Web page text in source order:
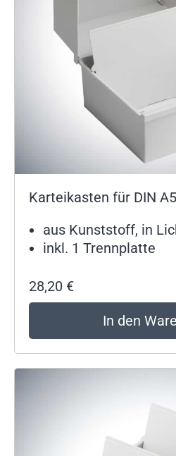
Karteikasten für DIN
aus Kunststoff, in
inkl. 1 Trennplatte
28,20 €
In den